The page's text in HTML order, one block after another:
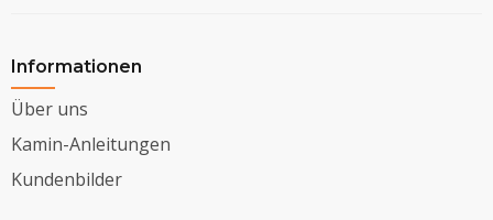
Informationen
Über uns
Kamin-Anleitungen
Kundenbilder